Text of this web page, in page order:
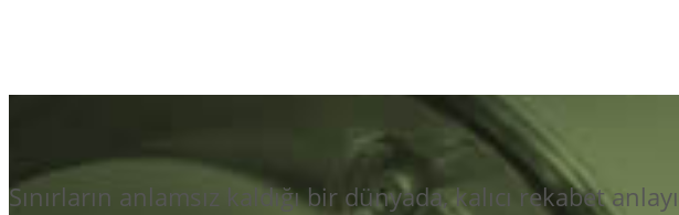
Sınırların anlamsız kaldığı bir dünyada, kalıcı rekabet